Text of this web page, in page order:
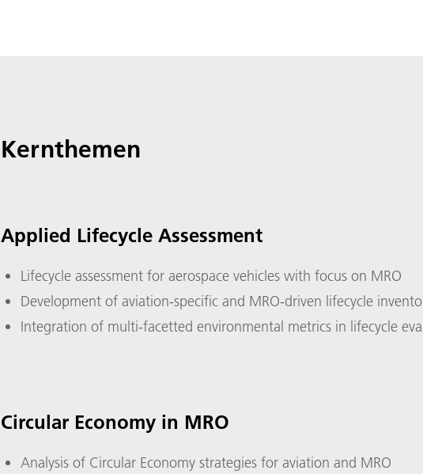
Kernthemen
Applied Lifecycle Assessment
Lifecycle assessment for aerospace vehicles with focus on MRO
Development of aviation-specific and MRO-driven lifecycle
Integration of multi-facetted environmental metrics in lifecycle
Circular Economy in MRO
Analysis of Circular Economy strategies for aviation and MRO